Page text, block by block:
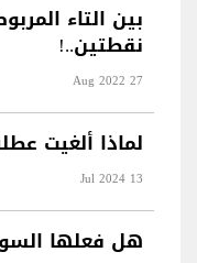
بين التاء
نقطتين..!
27 Aug 2022
لماذا ألغيت عطلة 14 تموز بهذا
13 Jul 2024
هل فعلها